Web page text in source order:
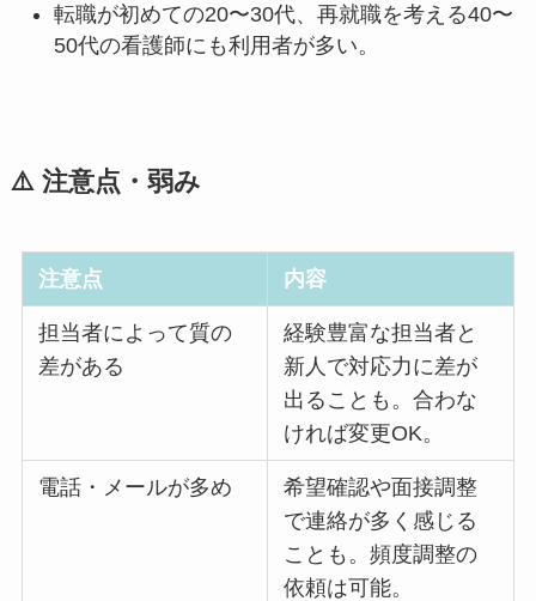
転職が初めての20〜30代、再就職を考える40〜
50代の看護師にも利用者が多い。
⚠️ 注意点・弱み
注意点 内容
担当者によって質の
差がある
経験豊富な担当者と
新人で対応力に差が
出ることも。合わな
ければ変更OK。
電話・メールが多め
希望確認や面接調整
で連絡が多く感じる
ことも。頻度調整の
依頼は可能。